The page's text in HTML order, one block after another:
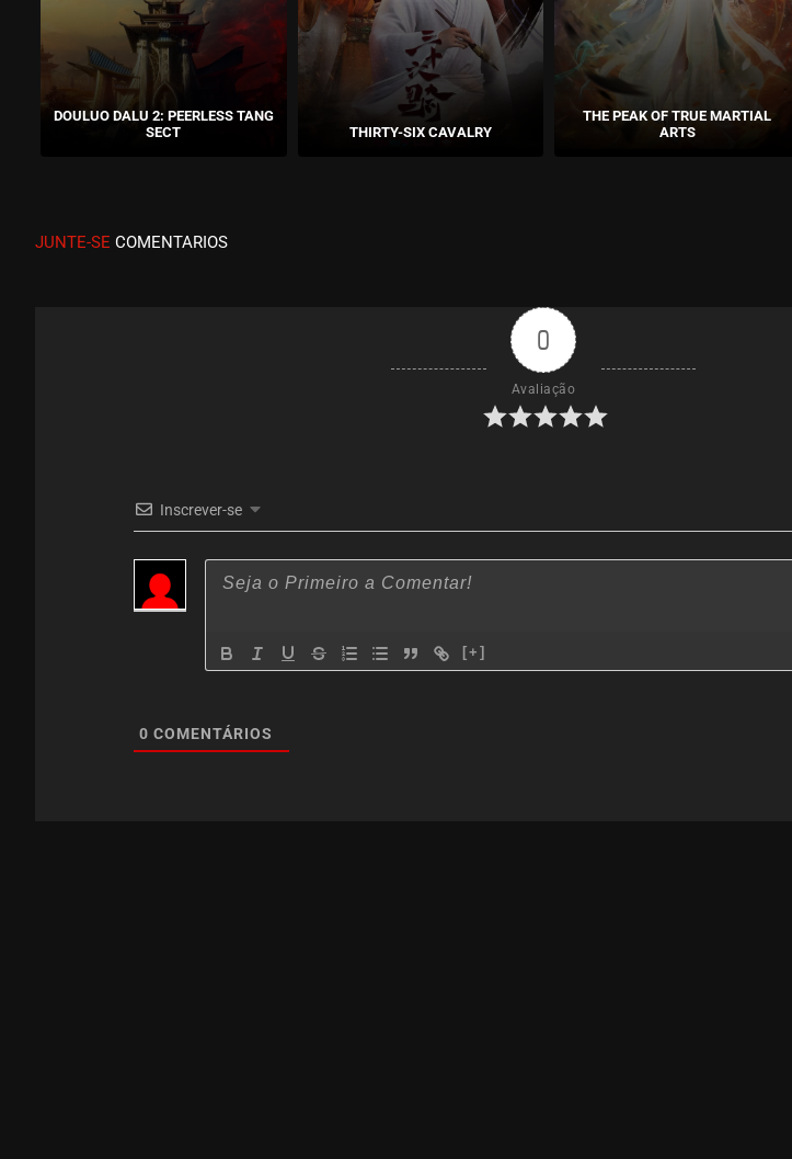
DOULUO DALU 2: PEERLESS TANG
SECT
THIRTY-SIX CAVALRY
THE PEAK OF TRUE MARTIAL
ARTS
JUNTE-SE COMENTARIOS
0
Avaliação
Inscrever-se
[+]
0 COMENTÁRIOS